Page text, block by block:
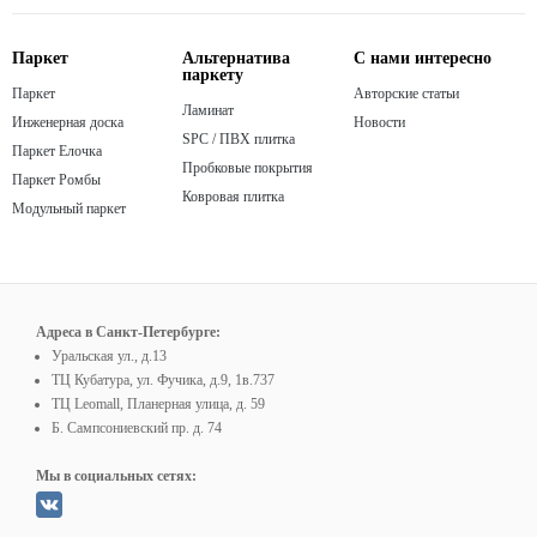
Паркет
Паркет
Инженерная доска
Паркет Елочка
Паркет Ромбы
Модульный паркет
Альтернатива
паркету
Ламинат
SPC / ПВХ плитка
Пробковые покрытия
Ковровая плитка
С нами интересно
Авторские статьи
Новости
Адреса в Санкт-Петербурге:
Уральская ул., д.13
ТЦ Кубатура, ул. Фучика, д.9, 1в.737
ТЦ Leomall, Планерная улица, д. 59
Б. Сампсониевский пр. д. 74
Мы в социальных сетях: